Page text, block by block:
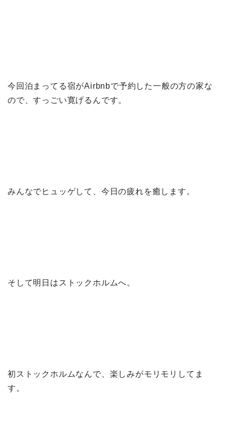
今回泊まってる宿がAirbnbで予約した一般の方の家な
ので、すっごい寛げるんです。
みんなでヒュッゲして、今日の疲れを癒します。
そして明日はストックホルムへ。
初ストックホルムなんで、楽しみがモリモリしてま
す。